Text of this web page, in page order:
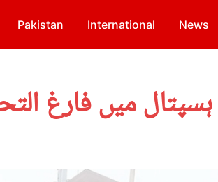
Pakistan International News
میں فارغ